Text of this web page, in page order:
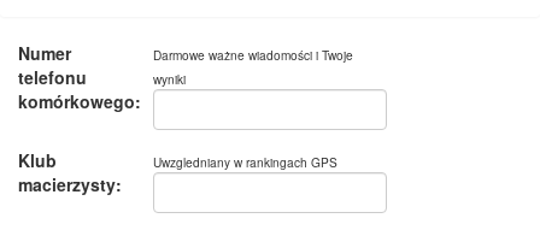
Numer
telefonu
komórkowego:
Darmowe ważne wiadomości i Twoje
wyniki
Klub
macierzysty:
Uwzgledniany w rankingach GPS